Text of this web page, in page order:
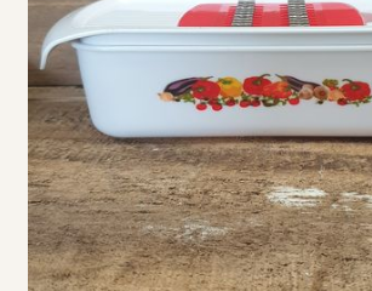
Vintage boeken en strips
Kerst